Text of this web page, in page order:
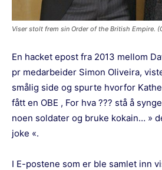
Viser stolt frem sin Order of the British Empire.
En hacket epost fra 2013 mellom
pr medarbeider Simon Oliveira,
smålig side og spurte hvorfor
fått en OBE , For hva ??? stå å
noen soldater og bruke kokain… »
joke «.
I E-postene som er ble samlet inn